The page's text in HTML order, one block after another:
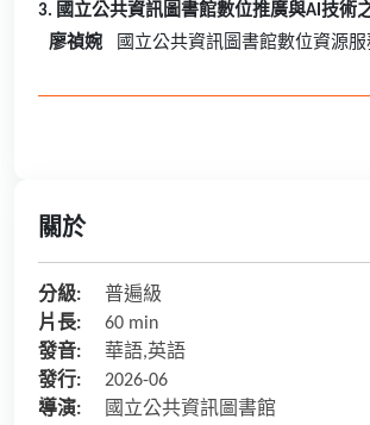
3. 國立公共資訊圖書館數位推廣與AI技術
廖禎婉
國立公共資訊圖書館數位資源
關於
分級:
普遍級
片長:
60 min
發音:
華語,英語
發行:
2026-06
導演:
國立公共資訊圖書館